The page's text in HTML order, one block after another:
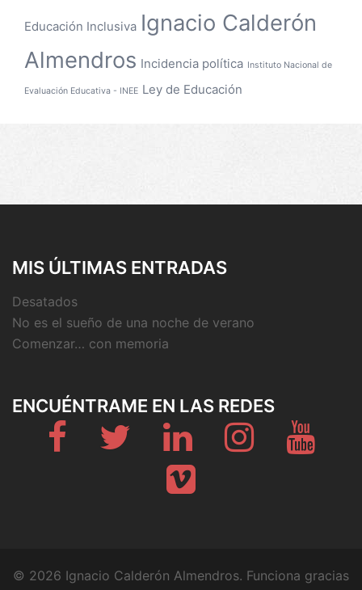
Educación Inclusiva Ignacio Calderón
Almendros Incidencia política Instituto Nacional de
Evaluación Educativa - INEE Ley de Educación
MIS ÚLTIMAS ENTRADAS
Desatados
No es el sueño de una noche de verano
Comenzar… con memoria
ENCUÉNTRAME EN LAS REDES
Fb Twitter Linkedin Instagram
Vimeo
© 2026 Ignacio Calderón Almendros. Funciona gracias